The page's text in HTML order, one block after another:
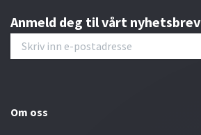
Anmeld deg til vårt nyhetsbrev
Om oss